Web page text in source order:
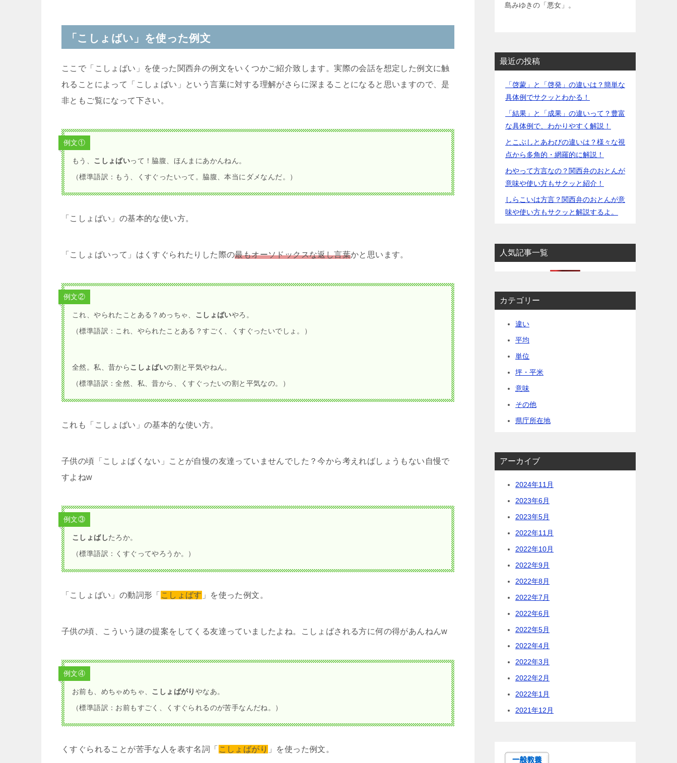
「こそばゆい」の「ゆ」が脱落して「こそばい
あっこちゃん
「こそばゆい」ってうちのおばあちゃんが使っていたような気がする。そこから派生した言葉
「こしょばい」を使った例文
ここで「こしょばい」を使った関西弁の例文をいくつかご紹介致します。実際の会話を想定した例文に触
れることによって「こしょばい」という言葉に対する理解がさらに深まることになると思いますので、是
非ともご覧になって下さい。
もう、こしょばいって！脇腹、ほんまにあかんねん。
（標準語訳：もう、くすぐったいって。脇腹、本当にダメなんだ。）
「こしょばい」の基本的な使い方。
「こしょばいって」はくすぐられたりした際の
例文②
（標準語訳：これ、やられたことある？すごく、くすぐったいでしょ。）
全然。私、昔からこしょばいの割と平気やねん。
（標準語訳：全然、私、昔から、くすぐったいの割と平気なの。）
これも「こしょばい」の基本的な使い方。
島みゆきの「悪女」。
最近の投稿
「啓蒙」と「啓発」の違いは？簡単な
具体例でサクッとわかる！
「結果」と「成果」の違いって？豊富
な具体例で、わかりやすく解説！
とこぶしとあわびの違いは？様々な視
点から多角的・網羅的に解説！
わやって方言なの？関西弁のおとんが
意味や使い方もサクッと紹介！
しらこいは方言？関西弁のおとんが意
味や使い方もサクッと解説するよ。
人気記事一覧
カテゴリー
違い
平均
単位
坪・平米
意味
その他
県庁所在地
アーカイブ
2024年11月
2023年6月
2023年5月
2022年11月
2022年10月
2022年9月
2022年8月
2022年7月
2022年6月
2022年5月
2022年4月
2022年3月
2022年2月
2022年1月
2021年12月